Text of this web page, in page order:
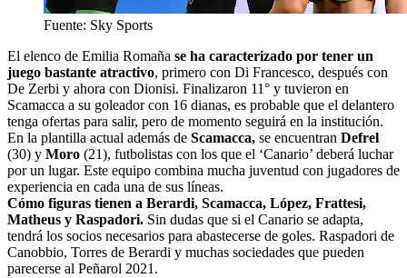
Fuente: Sky Sports
El elenco de Emilia Romaña se ha caracterizado por tener un
juego bastante atractivo, primero con Di Francesco, después con
De Zerbi y ahora con Dionisi. Finalizaron 11° y tuvieron en
Scamacca a su goleador con 16 dianas, es probable que el delantero
tenga ofertas para salir, pero de momento seguirá en la institución.
En la plantilla actual además de Scamacca, se encuentran Defrel
(30) y Moro (21), futbolistas con los que el ‘Canario’ deberá luchar
por un lugar. Este equipo combina mucha juventud con jugadores de
experiencia en cada una de sus líneas.
Cómo figuras tienen a Berardi, Scamacca, López, Frattesi,
Matheus y Raspadori. Sin dudas que si el Canario se adapta,
tendrá los socios necesarios para abastecerse de goles. Raspadori de
Canobbio, Torres de Berardi y muchas sociedades que pueden
parecerse al Peñarol 2021.